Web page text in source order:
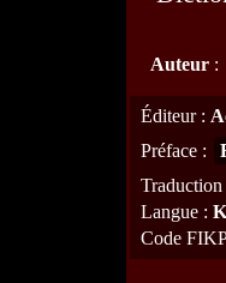
Auteur :
Éditeur:
Préface :
Traduction
Langue :
Code FIKP